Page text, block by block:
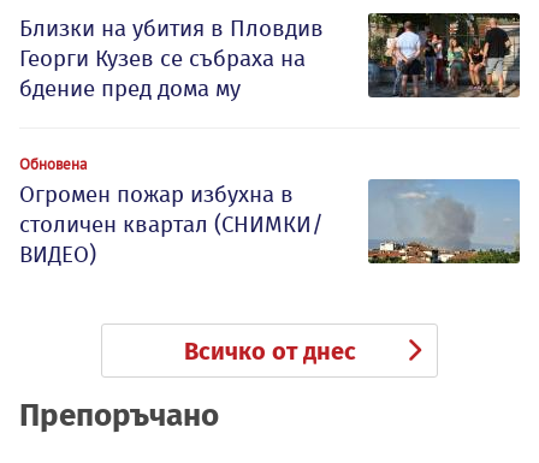
Близки на убития в Пловдив
Георги Кузев се събраха на
бдение пред дома му
Обновена
Огромен пожар избухна в
столичен квартал (СНИМКИ/
ВИДЕО)
Всичко от днес
Препоръчано